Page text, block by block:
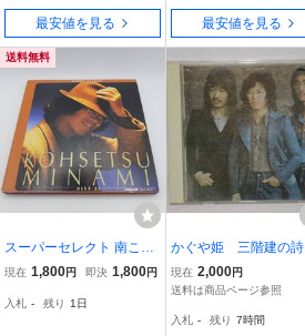
23発売■
最安値を見る 最安値を見る
送料無料
スーパーセレクト 南こう
せつ ベスト 35 2枚組 紙
せつ 3H52-5@ 中古
現在 1,800円 即決 1,800円
入札 - 残り 1日
かぐや姫 三階建の詩
現在 2,000円
送料は商品ページ参照
入札 - 残り 7時間